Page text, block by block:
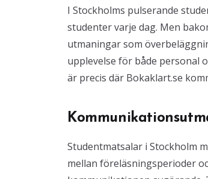
I Stockholms pulserande
studenter varje dag. Men
utmaningar som
upplevelse för både personal
är precis där Bokaklart.se
Studentmatsalar i Stockholm
mellan föreläsningsperioder